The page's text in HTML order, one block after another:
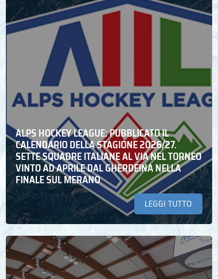
ALPS HOCKEY LEAGUE: PUBBLICATO IL
CALENDARIO DELLA STAGIONE 2026/27.
SETTE SQUADRE ITALIANE AL VIA NEL TORNEO
VINTO AD APRILE DAL GHERDEINA NELLA
FINALE SUL MERANO
LEGGI TUTTO